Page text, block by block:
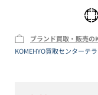
ブランド買取・販売の
KOMEHYO買取センターテ